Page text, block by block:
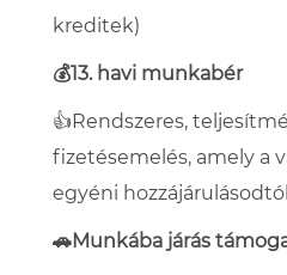
kreditek)
💰13. havi munkabér
👍Rendszeres,
fizetésemelés, amely a
egyéni
🚗Munkába járás